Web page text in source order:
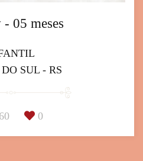
05 meses
SUL - RS
0